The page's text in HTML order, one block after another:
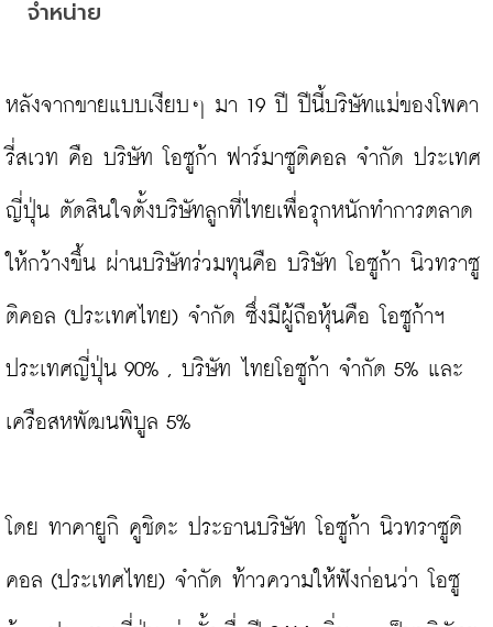
จำหน่าย
หลังจากขายแบบเงียบๆ มา 19 ปี ปีนี้บริษัทแม่ของโพคา
รี่สเวท คือ บริษัท โอซูก้า ฟาร์มาซูติคอล จำกัด ประเทศ
ญี่ปุ่น ตัดสินใจตั้งบริษัทลูกที่ไทยเพื่อรุกหนักทำการตลาด
ให้กว้างขึ้น ผ่านบริษัทร่วมทุนคือ บริษัท โอซูก้า นิวทราซู
ติคอล (ประเทศไทย) จำกัด ซึ่งมีผู้ถือหุ้นคือ โอซูก้าฯ
ประเทศญี่ปุ่น 90% , บริษัท ไทยโอซูก้า จำกัด 5% และ
เครือสหพัฒนพิบูล 5%
โดย ทาคายูกิ คูชิดะ ประธานบริษัท โอซูก้า นิวทราซูติ
คอล (ประเทศไทย) จำกัด ท้าวความให้ฟังก่อนว่า โอซู